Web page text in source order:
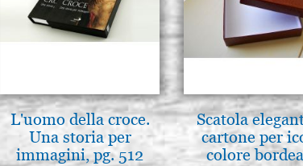
L'uomo della croce.
Una storia per
immagini, pg. 512
Scatola
cartone per
colore